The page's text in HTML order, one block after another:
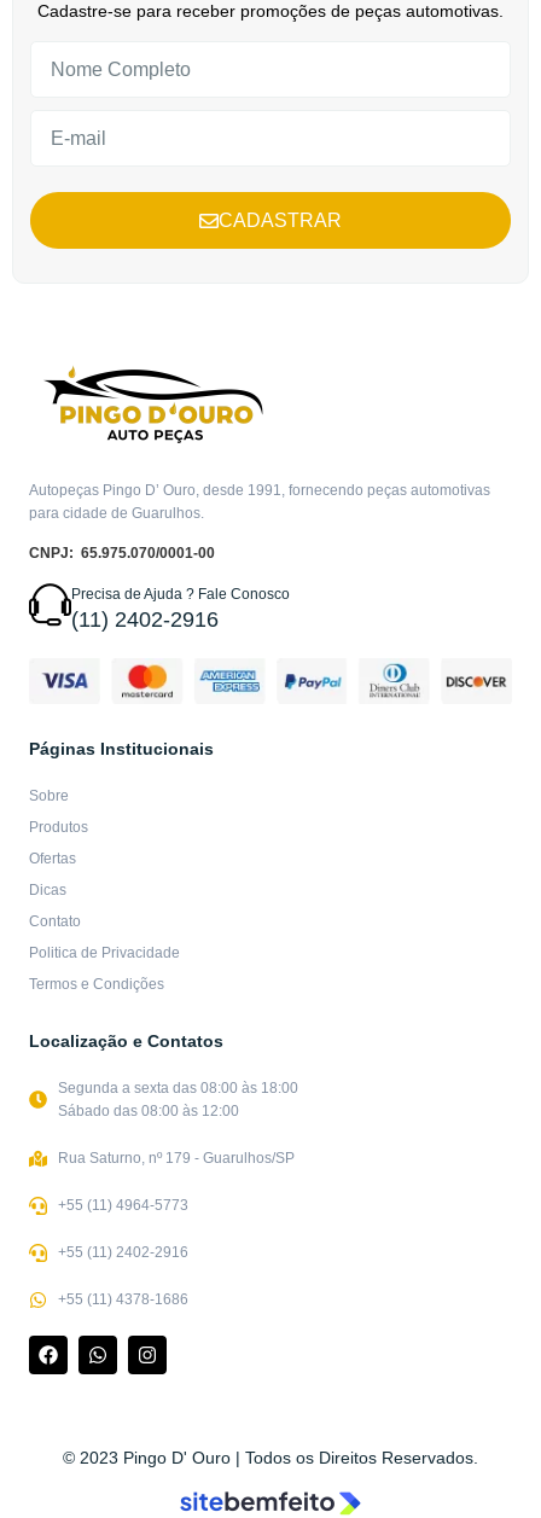
Cadastre-se para receber promoções de peças automotivas.
CADASTRAR
Autopeças Pingo D’ Ouro, desde 1991, fornecendo peças automotivas
para cidade de Guarulhos.
CNPJ: 65.975.070/0001-00
Precisa de Ajuda ? Fale Conosco
(11) 2402-2916
Páginas Institucionais
Sobre
Produtos
Ofertas
Dicas
Contato
Politica de Privacidade
Termos e Condições
Localização e Contatos
Segunda a sexta das 08:00 às 18:00
Sábado das 08:00 às 12:00
Rua Saturno, nº 179 - Guarulhos/SP
+55 (11) 4964-5773
+55 (11) 2402-2916
+55 (11) 4378-1686
© 2023 Pingo D' Ouro | Todos os Direitos Reservados.